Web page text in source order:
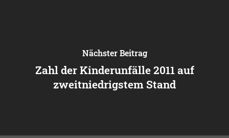
Nächster Beitrag
Zahl der Kinderunfälle 2011 auf
zweitniedrigstem Stand